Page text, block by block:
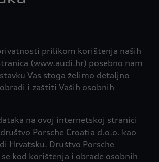
prilikom korištenja naših
(www.audi.hr) posebno nam
Vas stoga želimo detaljno
i zaštiti Vaših osobnih
na ovoj internetskoj stranici
Porsche Croatia d.o.o. kao
Hrvatsku. Društvo Porsche
kod korištenja i obrade osobnih